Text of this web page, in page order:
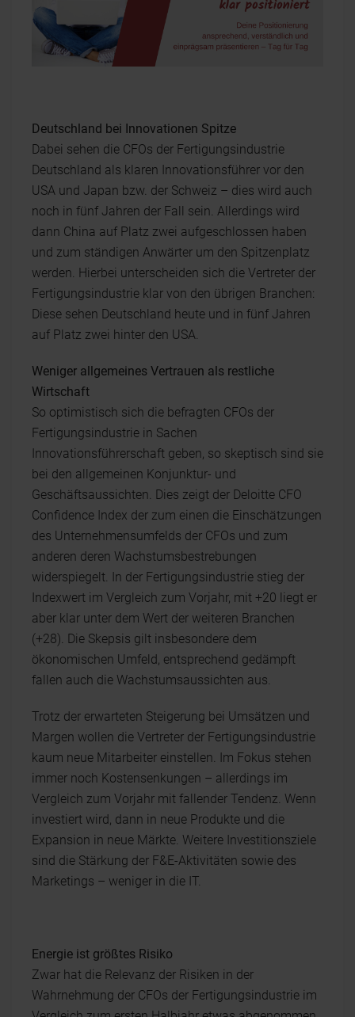
Deutschland bei Innovationen Spitze
Dabei sehen die CFOs der Fertigungsindustrie
Deutschland als klaren Innovationsführer vor den
USA und Japan bzw. der Schweiz – dies wird auch
noch in fünf Jahren der Fall sein. Allerdings wird
dann China auf Platz zwei aufgeschlossen haben
und zum ständigen Anwärter um den Spitzenplatz
werden. Hierbei unterscheiden sich die Vertreter der
Fertigungsindustrie klar von den übrigen Branchen:
Diese sehen Deutschland heute und in fünf Jahren
auf Platz zwei hinter den USA.
Weniger allgemeines Vertrauen als restliche
Wirtschaft
So optimistisch sich die befragten CFOs der
Fertigungsindustrie in Sachen
Innovationsführerschaft geben, so skeptisch sind sie
bei den allgemeinen Konjunktur- und
Geschäftsaussichten. Dies zeigt der Deloitte CFO
Confidence Index der zum einen die Einschätzungen
des Unternehmensumfelds der CFOs und zum
anderen deren Wachstumsbestrebungen
widerspiegelt. In der Fertigungsindustrie stieg der
Indexwert im Vergleich zum Vorjahr, mit +20 liegt er
aber klar unter dem Wert der weiteren Branchen
(+28). Die Skepsis gilt insbesondere dem
ökonomischen Umfeld, entsprechend gedämpft
fallen auch die Wachstumsaussichten aus.
Trotz der erwarteten Steigerung bei Umsätzen und
Margen wollen die Vertreter der Fertigungsindustrie
kaum neue Mitarbeiter einstellen. Im Fokus stehen
immer noch Kostensenkungen – allerdings im
Vergleich zum Vorjahr mit fallender Tendenz. Wenn
investiert wird, dann in neue Produkte und die
Expansion in neue Märkte. Weitere Investitionsziele
sind die Stärkung der F&E-Aktivitäten sowie des
Marketings – weniger in die IT.
Energie ist größtes Risiko
Zwar hat die Relevanz der Risiken in der
Wahrnehmung der CFOs der Fertigungsindustrie im